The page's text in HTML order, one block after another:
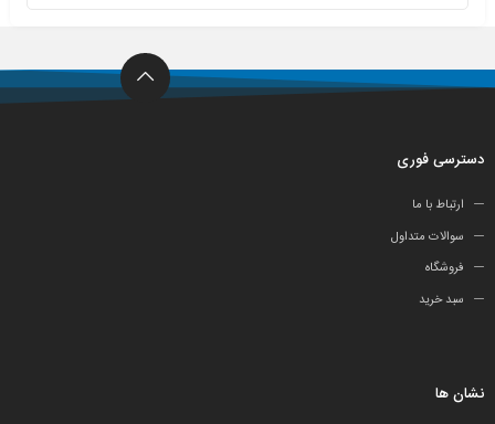
دسترسی فوری
ارتباط با ما
سوالات متداول
فروشگاه
سبد خرید
نشان ها